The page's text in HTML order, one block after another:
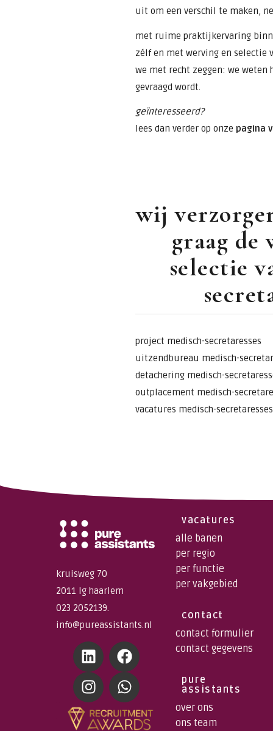
uit om een verschil te maken,
met ruime praktijkervaring
zélf en met werving en selectie
we met recht zeggen: we weten
gevraagd wordt.
geïnteresseerd?
lees dan verder op onze pagina
wij
graag de
selectie
project medisch-secretaresses
uitzendbureau medisch-
detachering medisch-
outplacement medisch-
vacatures medisch-secretaresses
kruisweg 70
2011 lg haarlem
023 2052139.
info@pureassistants.nl
vacatures
alle banen
per regio
per functie
per vakgebied
contact
contact formulier
contact gegevens
pure
assistants
over ons
ons team